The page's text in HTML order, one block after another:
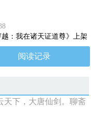
：我在诸天证道尊》上架
阅读记录
天下，大唐仙剑。聊斋